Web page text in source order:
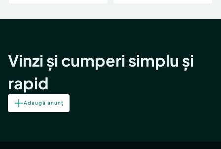
Vinzi și cumperi simplu și
rapid
Adaugă anunț